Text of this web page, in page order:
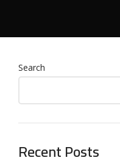
Search
Recent Posts